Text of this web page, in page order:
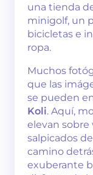
una tienda
minigolf, un
bicicletas e
ropa.
Muchos
que las
se pueden
Koli. Aquí,
elevan sobre
salpicados
camino
exuberante